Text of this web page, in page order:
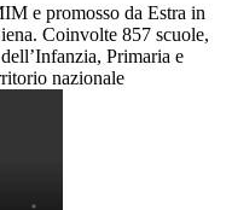
e promosso da Estra in
Coinvolte 857 scuole,
Primaria e
nazionale